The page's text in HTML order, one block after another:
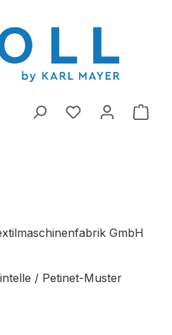
Du hast 0
GmbH